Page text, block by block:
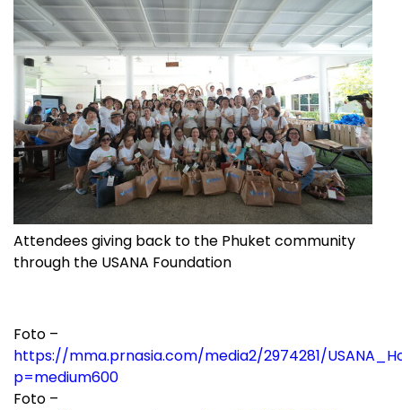
Attendees giving back to the Phuket community
through the USANA Foundation
Foto –
https://mma.prnasia.com/media2/2974281/
p=medium600
Foto –